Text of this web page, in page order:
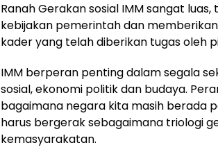
Ranah Gerakan sosial IMM sangat
kebijakan pemerintah dan
kader yang telah diberikan tugas oleh
IMM berperan penting dalam segala
sosial, ekonomi politik dan budaya.
bagaimana negara kita masih berada
harus bergerak sebagaimana triologi
kemasyarakatan.